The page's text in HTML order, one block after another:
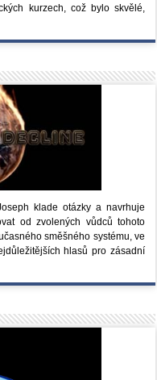
kurzech, což bylo skvělé,
klade otázky a navrhuje
od zvolených vůdců tohoto
směšného systému, ve
hlasů pro zásadní